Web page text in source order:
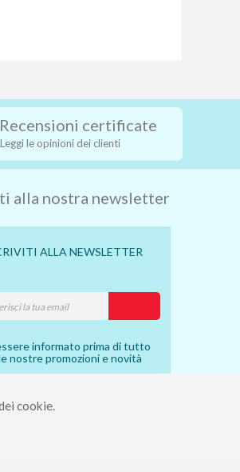
cookie.
Recensioni certificate
Leggi le opinioni dei clienti
alla nostra newsletter
ALLA NEWSLETTER
informato prima di tutto
nostre promozioni e novità